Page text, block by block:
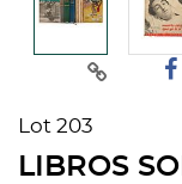
Lot 203
LIBROS